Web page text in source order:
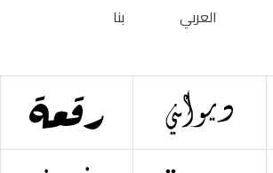
العربي بنا